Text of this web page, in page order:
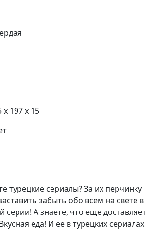
x 197 x 15
турецкие сериалы? За их перчинку
забыть обо всем на свете в
серии! А знаете, что еще доставляет
еда! И ее в турецких сериалах